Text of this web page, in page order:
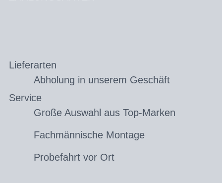
Lieferarten
Abholung in unserem Geschäft
Service
Große Auswahl aus Top-Marken
Fachmännische Montage
Probefahrt vor Ort